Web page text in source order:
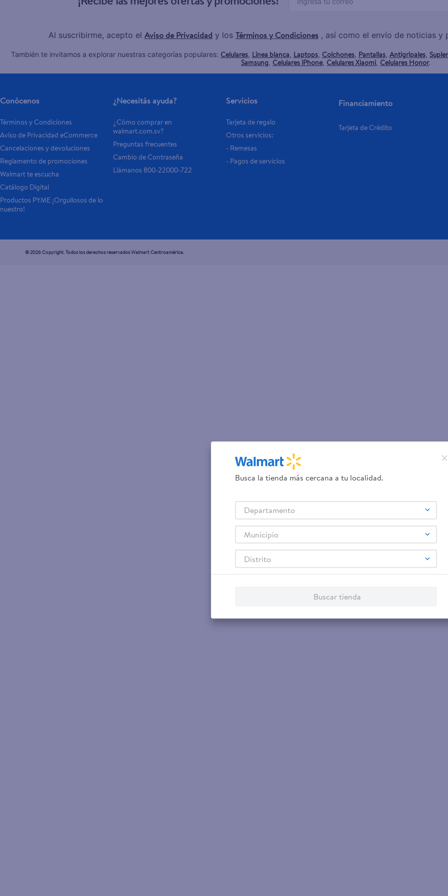
Al suscribirme, acepto el Aviso de Privacidad y los Términos y Condiciones , así como el envío de noticias y
También te invitamos a explorar nuestras categorías populares: Celulares, Línea blanca, Laptops, Colchones, Pantallas, Antigripales,
Samsung, Celulares iPhone, Celulares Xiaomi, Celulares Honor.
Conócenos
Términos y Condiciones
Aviso de Privacidad eCommerce
Cancelaciones y devoluciones
Reglamento de promociones
Walmart te escucha
Catálogo Digital
Productos PYME ¡Orgullosos de lo
nuestro!
¿Necesitás ayuda?
¿Cómo comprar en
walmart.com.sv?
Preguntas frecuentes
Cambio de Contraseña
Llámanos 800-22000-722
Servicios
Tarjeta de regalo
Otros servicios:
- Remesas
- Pagos de servicios
Financiamiento
Tarjeta de Crédito
© 2026 Copyright. Todos los derechos reservados Walmart Centroamérica.
Busca la tienda más cercana a tu localidad.
Departamento
Municipio
Distrito
Buscar tienda